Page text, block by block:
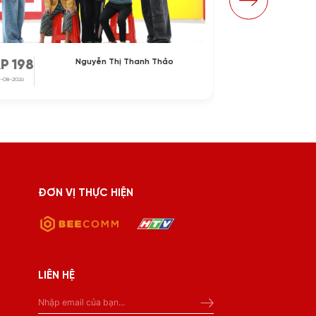
198
08-2026
Nguyễn Thị Thanh Thảo
ĐƠN VỊ THỰC HIỆN
LIÊN HỆ